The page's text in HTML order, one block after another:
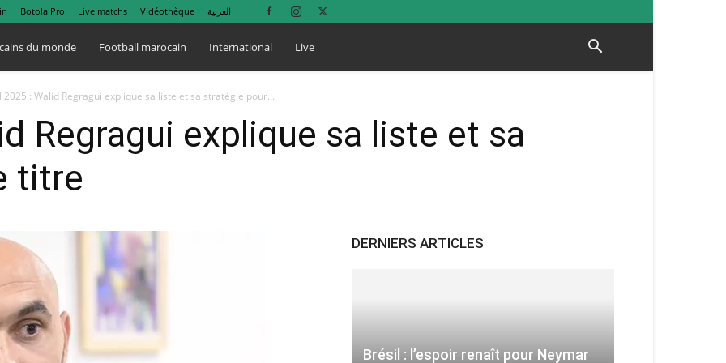
Botola Pro Live matchs Vidéothèque العربية
du monde Football marocain International Live
2025 : Walid Regragui explique sa liste et sa stratégie pour...
Regragui explique sa liste et sa
titre
DERNIERS ARTICLES
Brésil : l’espoir renaît pour Neymar